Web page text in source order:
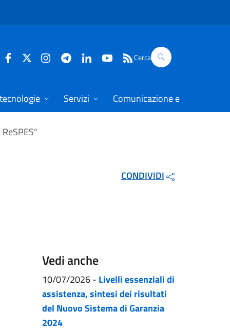
Cerca
Servizi Comunicazione e dati
CONDIVIDI
Vedi anche
10/07/2026- Livelli essenziali di
assistenza, sintesi dei risultati
del Nuovo Sistema di Garanzia
2024